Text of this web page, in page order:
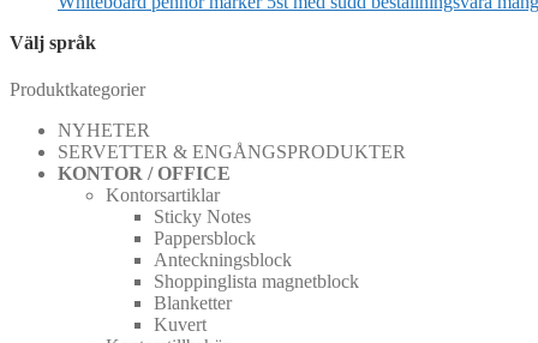
Välj språk
Produktkategorier
NYHETER
SERVETTER & ENGÅNGSPRODUKTER
KONTOR / OFFICE
Kontorsartiklar
Sticky Notes
Pappersblock
Anteckningsblock
Shoppinglista magnetblock
Blanketter
Kuvert